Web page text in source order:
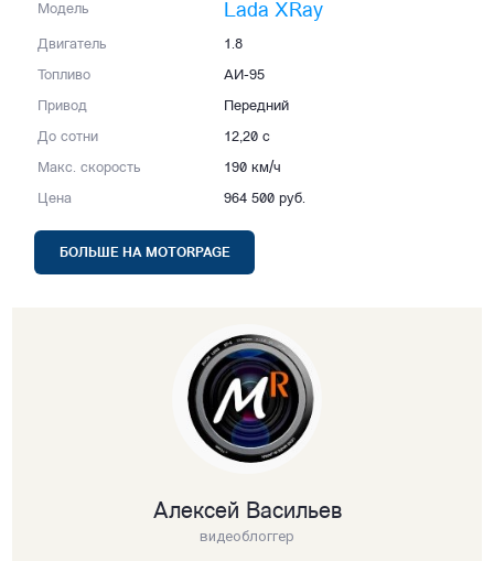
Модель Lada XRay
Двигатель 1.8
Топливо АИ-95
Привод Передний
До сотни 12,20 с
Макс. скорость 190 км/ч
Цена 964 500 руб.
БОЛЬШЕ НА MOTORPAGE
Алексей Васильев
видеоблоггер